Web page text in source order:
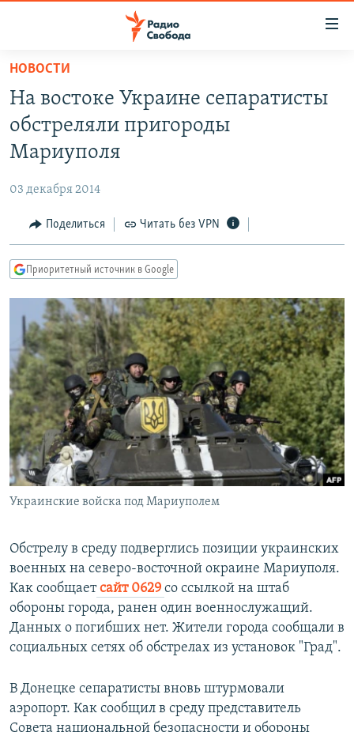
упрощенного
доступа
Вернуться
основному
Вернутся
Вернутся
поиску
ПОДКАСТЫ
АВТОРСКИЕ ПРОЕКТЫ
МНЕНИЯ
КУЛЬТУРА
КАВКАЗ.РЕАЛИИ
СЕВЕР.РЕАЛИИ
СИБИРЬ.РЕАЛИИ
РАСПИСАНИЕ ВЕЩАНИЯ
ПОДПИШИТЕСЬ НА РАССЫЛКУ
СОЦИАЛЬНЫЕ СЕТИ
Все сайты РСЕ/РС
НОВОСТИ
На востоке Украине сепаратисты
обстреляли пригороды
Мариуполя
03 декабря 2014
Поделиться Читать без VPN
Приоритетный источник в Google
Украинские войска под Мариуполем
Обстрелу в среду подверглись позиции украинских
военных на северо-восточной окраине Мариуполя.
Как сообщаетсайт 0629 со ссылкой на штаб
обороны города, ранен один военнослужащий.
Данных о погибших нет. Жители города сообщали в
социальных сетях об обстрелах из установок "Град".
В Донецке сепаратисты вновь штурмовали
аэропорт. Как сообщил в среду представитель
Совета национальной безопасности и обороны